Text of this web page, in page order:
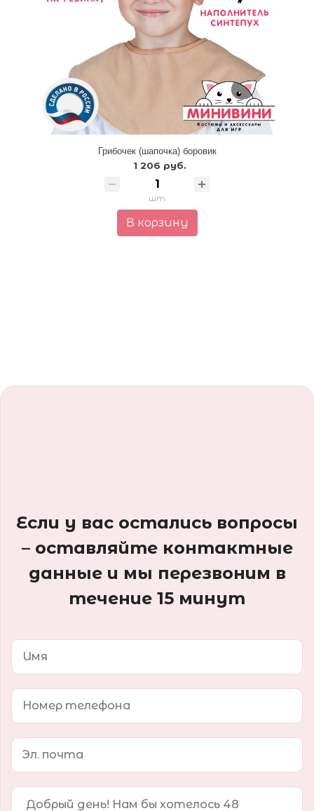
Грибочек (шапочка) боровик
1 206 руб.
шт
В корзину
Если у вас остались вопросы
– оставляйте контактные
данные и мы перезвоним в
течение 15 минут